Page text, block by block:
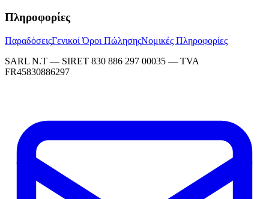
Πληροφορίες
ΠαραδόσειςΓενικοί Όροι ΠώλησηςΝομικές Πληροφορίες
SARL N.T — SIRET 830 886 297 00035 — TVA
FR45830886297